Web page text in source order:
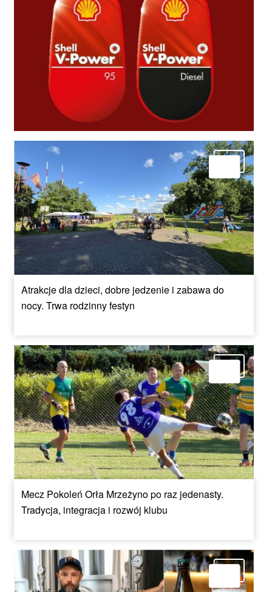
Atrakcje dla dzieci, dobre jedzenie i zabawa do
nocy. Trwa rodzinny festyn
Mecz Pokoleń Orła Mrzeżyno po raz jedenasty.
Tradycja, integracja i rozwój klubu